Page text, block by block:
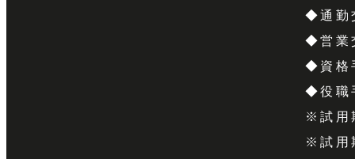
◆通勤
◆営業
◆資格
◆役職
※試用
※試用